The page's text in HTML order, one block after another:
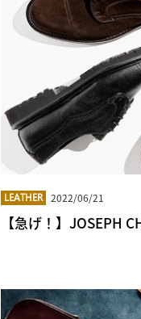
LEATHER 2022/06/21
【急げ！】JOSEPH